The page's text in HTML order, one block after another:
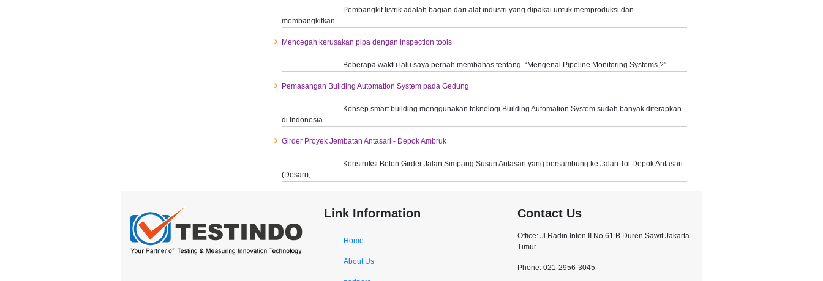
Pembangkit listrik adalah bagian dari alat industri yang dipakai untuk memproduksi dan
membangkitkan…
Mencegah kerusakan pipa dengan inspection tools
Beberapa waktu lalu saya pernah membahas tentang “Mengenal Pipeline Monitoring Systems ?”…
Pemasangan Building Automation System pada Gedung
Konsep smart building menggunakan teknologi Building Automation System sudah banyak diterapkan
di Indonesia…
Girder Proyek Jembatan Antasari - Depok Ambruk
Konstruksi Beton Girder Jalan Simpang Susun Antasari yang bersambung ke Jalan Tol Depok Antasari
(Desari),…
Link Information
Home
About Us
Contact Us
Office: Jl.Radin Inten II No 61 B Duren Sawit Jakarta
Timur
Phone: 021-2956-3045